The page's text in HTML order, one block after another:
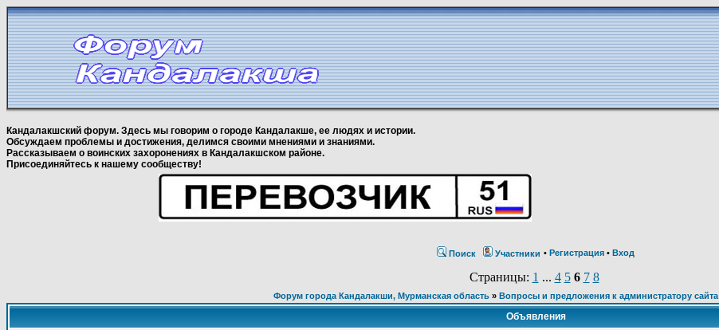
Кандалакшский форум. Здесь мы говорим о городе Кандалакше, ее людях и истории.
Обсуждаем проблемы и достижения, делимся своими мнениями и знаниями.
Рассказываем о воинских захоронениях в Кандалакшском районе.
Присоединяйтесь к нашему сообществу!
Поиск Участники • Регистрация • Вход
Страницы: 1 ... 4 5 6 7 8
Форум города Кандалакши, Мурманская область » Вопросы и предложения к администратору сайта
Объявления